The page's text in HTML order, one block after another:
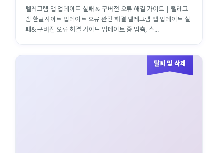
텔레그램 앱 업데이트 실패 & 구버전 오류 해결 가이드 | 텔레그
램 한글사이트 업데이트 오류 완전 해결 텔레그램 앱 업데이트 실
패& 구버전 오류 해결 가이드 업데이트 중 멈춤, 스...
탈퇴 및 삭제